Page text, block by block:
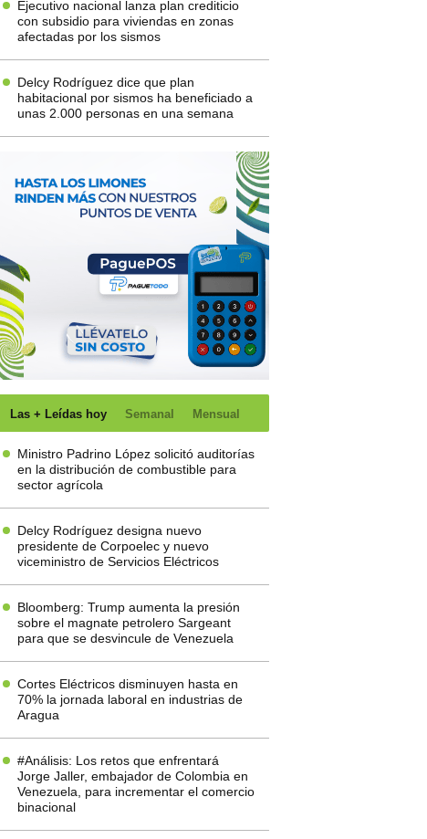
Ejecutivo nacional lanza plan crediticio
con subsidio para viviendas en zonas
afectadas por los sismos
Delcy Rodríguez dice que plan
habitacional por sismos ha beneficiado a
unas 2.000 personas en una semana
Las + Leídas hoy Semanal Mensual
Ministro Padrino López solicitó auditorías
en la distribución de combustible para
sector agrícola
Delcy Rodríguez designa nuevo
presidente de Corpoelec y nuevo
viceministro de Servicios Eléctricos
Bloomberg: Trump aumenta la presión
sobre el magnate petrolero Sargeant
para que se desvincule de Venezuela
Cortes Eléctricos disminuyen hasta en
70% la jornada laboral en industrias de
Aragua
#Análisis: Los retos que enfrentará
Jorge Jaller, embajador de Colombia en
Venezuela, para incrementar el comercio
binacional